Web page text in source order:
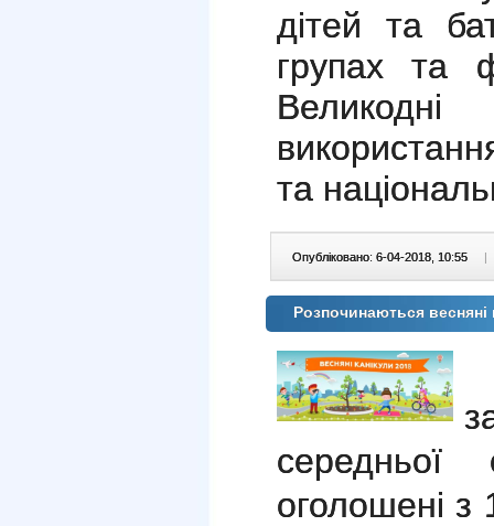
дітей та
групах та
та
Опубліковано: 6-04-2018, 10:55 |
Розпочинаються весняні
середньої
оголошені з